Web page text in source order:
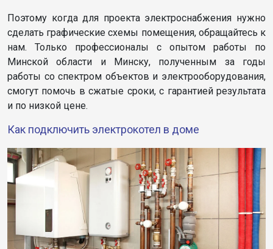
Поэтому когда для проекта электроснабжения нужно
сделать графические схемы помещения, обращайтесь к
нам. Только профессионалы с опытом работы по
Минской области и Минску, полученным за годы
работы со спектром объектов и электрооборудования,
смогут помочь в сжатые сроки, с гарантией результата
и по низкой цене.
Как подключить электрокотел в доме